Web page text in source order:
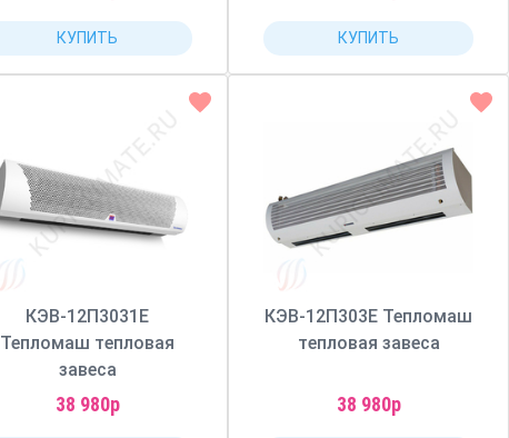
КУПИТЬ КУПИТЬ
КЭВ-12П3031Е
Тепломаш тепловая
завеса
38 980р
КЭВ-12П303Е Тепломаш
тепловая завеса
38 980р